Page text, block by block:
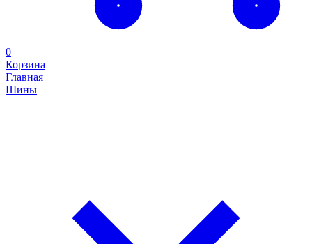
0
Корзина
Главная
Шины